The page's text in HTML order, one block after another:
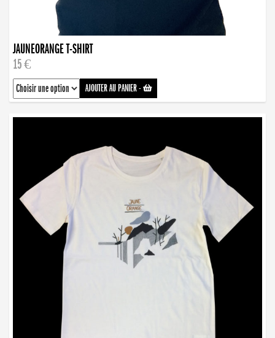
JAUNEORANGE T-SHIRT
15 €
AJOUTER AU PANIER-